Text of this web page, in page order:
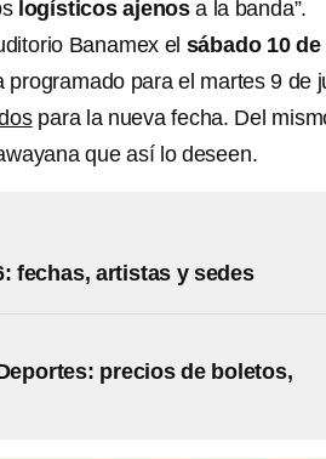
logísticos ajenos a la banda”.
Banamex el sábado 10 de
para el martes 9 de
para la nueva fecha. Del
que así lo deseen.
fechas, artistas y sedes
precios de boletos,